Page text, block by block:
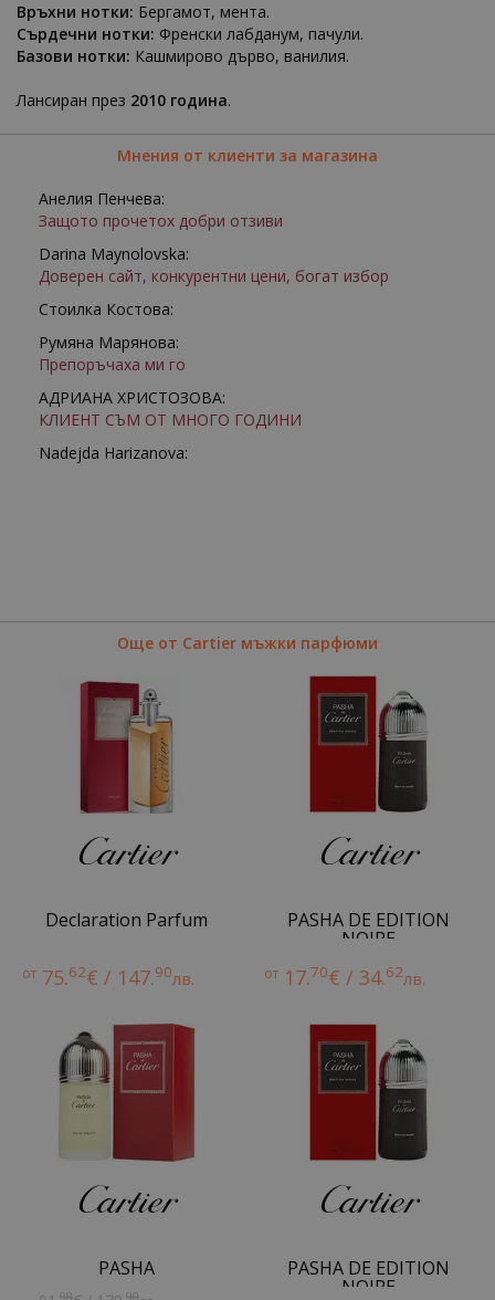
Връхни нотки: Бергамот, мента.
Сърдечни нотки: Френски лабданум, пачули.
Базови нотки: Кашмирово дърво, ванилия.
Лансиран през 2010 година.
Мнения от клиенти за магазина
Анелия Пенчева:
Защото прочетох добри отзиви
Darina Maynolovska:
Доверен сайт, конкурентни цени, богат избор
Стоилка Костова:
Румяна Марянова:
Препоръчаха ми го
АДРИАНА ХРИСТОЗОВА:
КЛИЕНТ СЪМ ОТ МНОГО ГОДИНИ
Nadejda Harizanova:
Още от Cartier мъжки парфюми
Declaration Parfum
от 75.62€ / 147.90лв.
PASHA DE EDITION
NOIRE
от 17.70€ / 34.62лв.
PASHA
98 90
PASHA DE EDITION
NOIRE